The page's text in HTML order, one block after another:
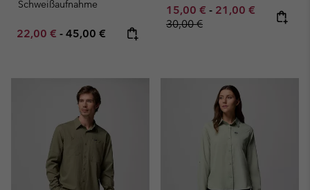
Schweißaufnahme
Minimum sale price:
22,00 € - Maximum price:
45,00 €
Minimum sale price:
15,00 € - Maximum sale
21,00 € Regular
30,00 €